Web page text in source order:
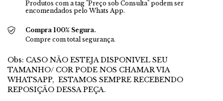
Produtos com a tag "Preço sob Consulta" podem ser
encomendados pelo Whats App.
Compra 100% Segura.
Compre com total segurança.
Obs: CASO NÃO ESTEJA DISPONIVEL SEU
TAMANHO/ COR PODE NOS CHAMAR VIA
WHATSAPP, ESTAMOS SEMPRE RECEBENDO
REPOSIÇÃO DESSA PEÇA.